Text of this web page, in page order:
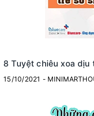
8 Tuyệt chiêu xoa dịu
15/10/2021 -